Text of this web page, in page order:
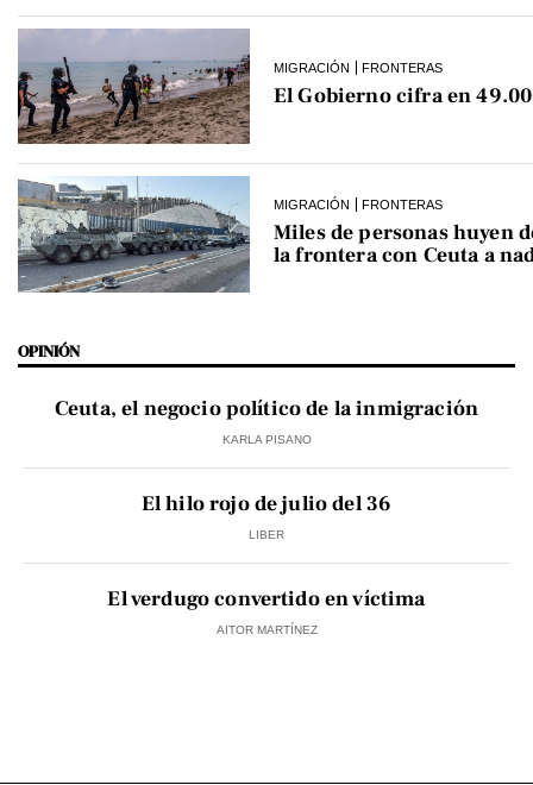
MIGRACIÓN FRONTERAS
El Gobierno cifra en
MIGRACIÓN FRONTERAS
Miles de personas huyen
la frontera con Ceuta a
OPINIÓN
Ceuta, el negocio político de la inmigración
KARLA PISANO
El hilo rojo de julio del 36
LIBER
El verdugo convertido en víctima
AITOR MARTÍNEZ